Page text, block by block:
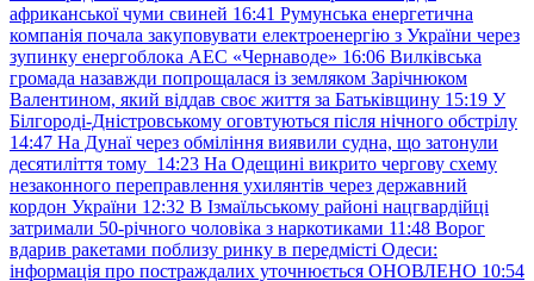
африканської чуми свиней 16:41 Румунська енергетична
компанія почала закуповувати електроенергію з України через
зупинку енергоблока АЕС «Чернаводе» 16:06 Вилківська
громада назавжди попрощалася із земляком Зарічнюком
Валентином, який віддав своє життя за Батьківщину 15:19 У
Білгороді-Дністровському оговтуються після нічного обстрілу
14:47 На Дунаї через обміління виявили судна, що затонули
десятиліття тому 14:23 На Одещині викрито чергову схему
незаконного переправлення ухилянтів через державний
кордон України 12:32 В Ізмаїльському районі нацгвардійці
затримали 50-річного чоловіка з наркотиками 11:48 Ворог
вдарив ракетами поблизу ринку в передмісті Одеси:
інформація про постраждалих уточнюється ОНОВЛЕНО 10:54